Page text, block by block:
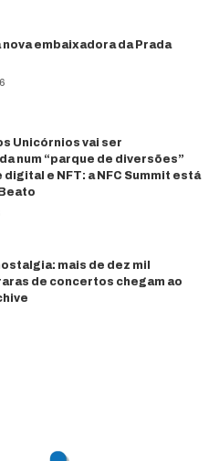
nova embaixadora da Prada
Unicórnios vai ser
num “parque de diversões”
digital e NFT: a NFC Summit está
mais de dez mil
de concertos chegam ao